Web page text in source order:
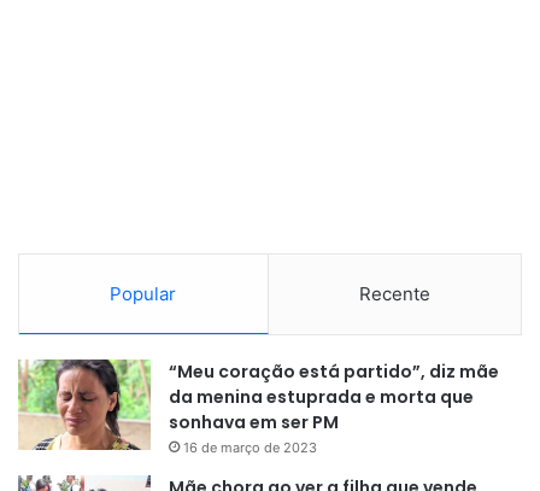
Popular Recente
“Meu coração está partido”, diz mãe
da menina estuprada e morta que
sonhava em ser PM
16 de março de 2023